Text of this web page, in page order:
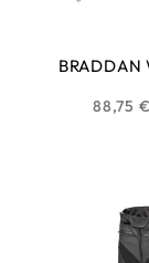
BRADDAN
88,75 €